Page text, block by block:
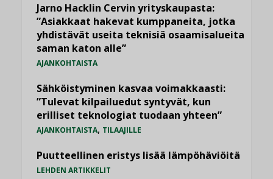
Jarno Hacklin Cervin yrityskaupasta:
”Asiakkaat hakevat kumppaneita, jotka
yhdistävät useita teknisiä osaamisalueita
saman katon alle”
AJANKOHTAISTA
Sähköistyminen kasvaa voimakkaasti:
”Tulevat kilpailuedut syntyvät, kun
erilliset teknologiat tuodaan yhteen”
AJANKOHTAISTA, TILAAJILLE
Puutteellinen eristys lisää lämpöhäviöitä
LEHDEN ARTIKKELIT